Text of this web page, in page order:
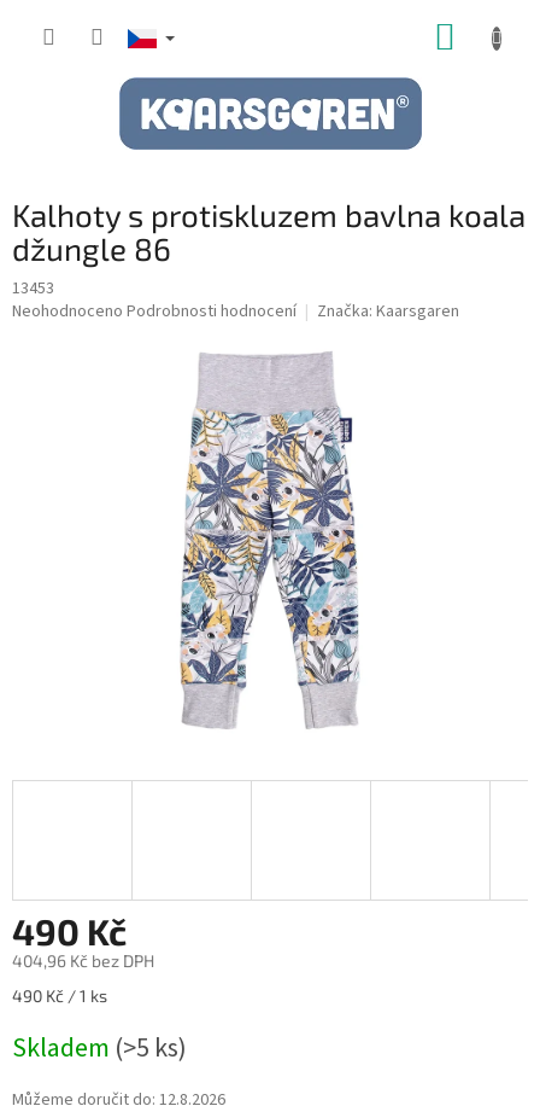
Kalhoty s protiskluzem bavlna koala
džungle 86
13453
Průměrné
Neohodnoceno Podrobnosti hodnocení Značka: Kaarsgaren
490 Kč
404,96 Kč bez DPH
Měrná
490 Kč / 1 ks
Skladem (>5 ks)
Můžeme doručit do: 12.8.2026